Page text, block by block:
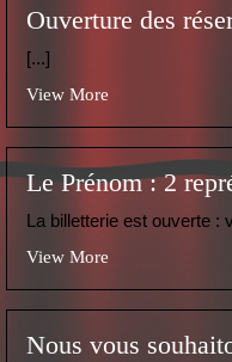
Ouverture des
[...]
View More
Le Prénom : 2
La billetterie est ouverte :
View More
Nous vous